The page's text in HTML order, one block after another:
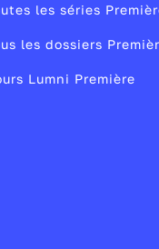
les séries
les dossiers
Lumni Première